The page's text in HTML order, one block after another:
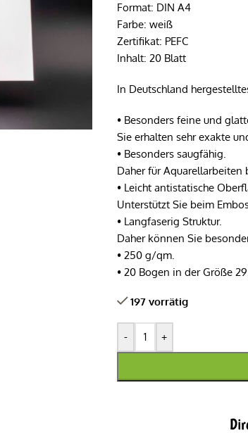
Format: DIN A4
Farbe: weiß
Zertifikat: PEFC
Inhalt: 20 Blatt
In Deutschland
• Besonders feine und
Sie erhalten sehr exakte
• Besonders saugfähig.
Daher für Aquarellarbeiten
• Leicht antistatische
Unterstützt Sie beim
• Langfaserig Struktur.
Daher können Sie
• 250 g/qm.
• 20 Bogen in der Größe
197 vorrätig
- +